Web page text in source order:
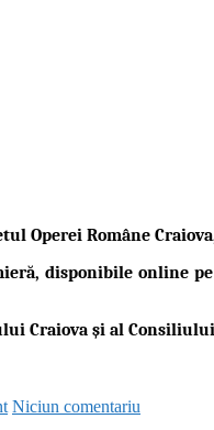
Operei Române Craiova
disponibile online
Craiova și al
Niciun comentariu